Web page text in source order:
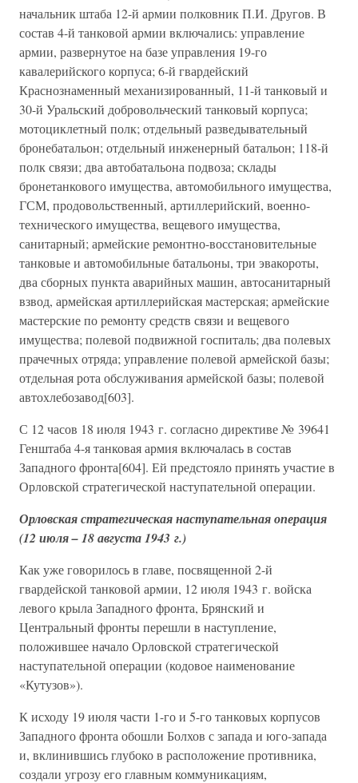
начальник штаба 12-й армии полковник П.И. Другов. В
состав 4-й танковой армии включались: управление
армии, развернутое на базе управления 19-го
кавалерийского корпуса; 6-й гвардейский
Краснознаменный механизированный, 11-й танковый и
30-й Уральский добровольческий танковый корпуса;
мотоциклетный полк; отдельный разведывательный
бронебатальон; отдельный инженерный батальон; 118-й
полк связи; два автобатальона подвоза; склады
бронетанкового имущества, автомобильного имущества,
ГСМ, продовольственный, артиллерийский, военно-
технического имущества, вещевого имущества,
санитарный; армейские ремонтно-восстановительные
танковые и автомобильные батальоны, три эвакороты,
два сборных пункта аварийных машин, автосанитарный
взвод, армейская артиллерийская мастерская; армейские
мастерские по ремонту средств связи и вещевого
имущества; полевой подвижной госпиталь; два полевых
прачечных отряда; управление полевой армейской базы;
отдельная рота обслуживания армейской базы; полевой
автохлебозавод[603].
С 12 часов 18 июля 1943 г. согласно директиве № 39641
Генштаба 4-я танковая армия включалась в состав
Западного фронта[604]. Ей предстояло принять участие в
Орловской стратегической наступательной операции.
Орловская стратегическая наступательная операция
(12 июля – 18 августа 1943 г.)
Как уже говорилось в главе, посвященной 2-й
гвардейской танковой армии, 12 июля 1943 г. войска
левого крыла Западного фронта, Брянский и
Центральный фронты перешли в наступление,
положившее начало Орловской стратегической
наступательной операции (кодовое наименование
«Кутузов»).
К исходу 19 июля части 1-го и 5-го танковых корпусов
Западного фронта обошли Болхов с запада и юго-запада
и, вклинившись глубоко в расположение противника,
создали угрозу его главным коммуникациям,